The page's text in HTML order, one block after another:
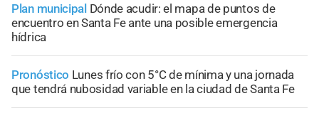
Plan municipal Dónde acudir: el mapa de puntos de
encuentro en Santa Fe ante una posible emergencia
hídrica
Pronóstico Lunes frío con 5°C de mínima y una jornada
que tendrá nubosidad variable en la ciudad de Santa Fe